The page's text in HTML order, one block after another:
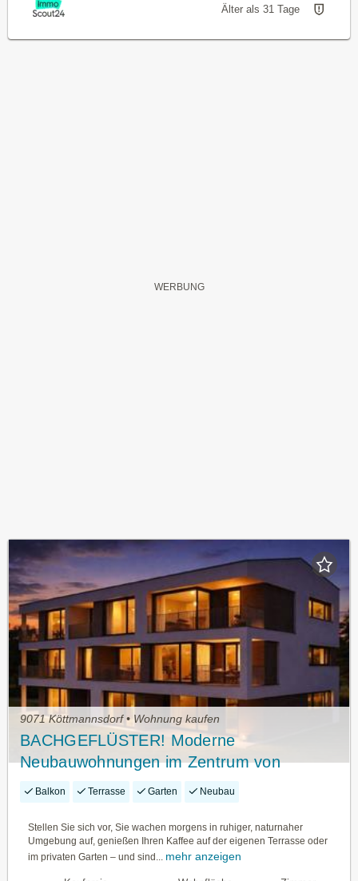
Älter als 31 Tage
9071 Köttmannsdorf • Wohnung kaufen
BACHGEFLÜSTER! Moderne
Neubauwohnungen im Zentrum von
Köttmannsdorf
Balkon Terrasse Garten Neubau
Stellen Sie sich vor, Sie wachen morgens in ruhiger, naturnaher
Umgebung auf, genießen Ihren Kaffee auf der eigenen Terrasse oder
im privaten Garten – und sind... mehr anzeigen